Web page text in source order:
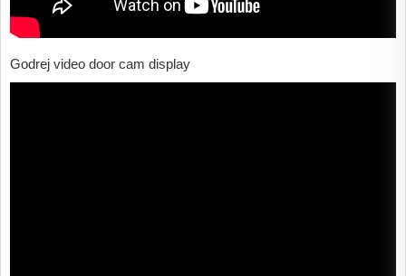
Godrej video door cam display